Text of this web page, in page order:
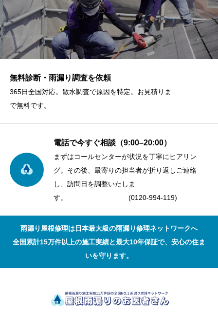
無料診断・雨漏り調査を依頼
365日全国対応。散水調査で原因を特定。お見積りま
で無料です。
電話で今すぐ相談（9:00–20:00）
まずはコールセンターが状況を丁寧にヒアリン
グ。その後、最寄りの担当者が折り返しご連絡
し、訪問日を調整いたしま
す。 (0120-994-119)
雨漏り屋根修理は日本最大級の雨漏り修理ネットワークへ
全国累計15万件以上の施工実績と最大10年保証で、安心の住ま
いを守ります。